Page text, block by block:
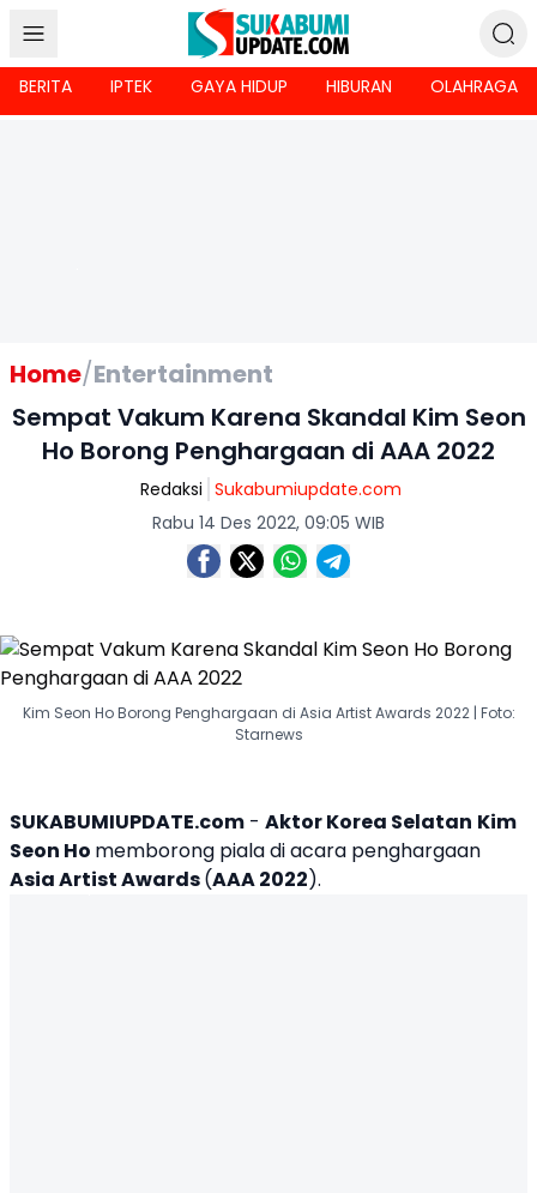
BERITA IPTEK GAYA HIDUP HIBURAN OLAHRAGA
Home/Entertainment
Sempat Vakum Karena Skandal Kim Seon
Ho Borong Penghargaan di AAA 2022
Redaksi Sukabumiupdate.com
Rabu 14 Des 2022, 09:05 WIB
Kim Seon Ho Borong Penghargaan di Asia Artist Awards 2022 | Foto:
Starnews
SUKABUMIUPDATE.com - Aktor Korea Selatan Kim
Seon Ho memborong piala di acara penghargaan
Asia Artist Awards(AAA 2022).